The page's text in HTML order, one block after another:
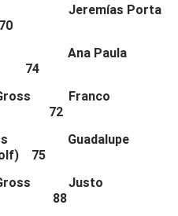
Jeremías Porta
Ana Paula
74
Gross Franco
72
Guadalupe
75
Gross Justo
88